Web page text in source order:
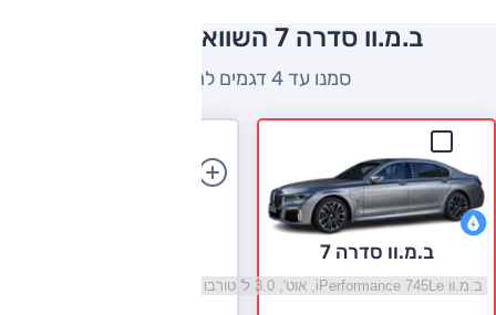
ב.מ.וו סדרה 7 השוואה למתחרים
סמנו עד 4 דגמים להשוואה
ב.מ.וו סדרה 7
בחר גרסה ב.מ.וו סדרה 7